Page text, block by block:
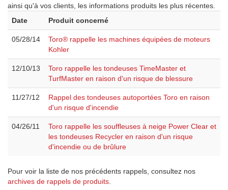
ainsi qu'à vos clients, les informations produits les plus récentes.
Date
Produit concerné
05/28/14
Toro® rappelle les machines équipées de moteurs
Kohler
12/10/13
Toro rappelle les tondeuses TimeMaster et
TurfMaster en raison d'un risque de blessure
11/27/12
Rappel des tondeuses autoportées Toro en raison
d'un risque d'incendie
04/26/11
Toro rappelle les souffleuses à neige Power Clear et
les tondeuses Recycler en raison d'un risque
d'incendie ou de brûlure
Pour voir la liste de nos précédents rappels, consultez nos
archives de rappels de produits